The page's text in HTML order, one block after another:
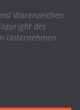
Warenzeichen
des
Unternehmen